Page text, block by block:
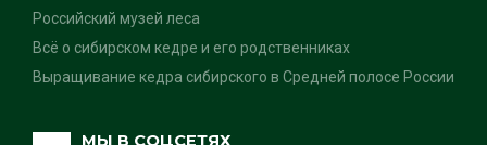
Российский музей леса
Всё о сибирском кедре и его родственниках
Выращивание кедра сибирского в Средней полосе России
МЫ В СОЦСЕТЯХ